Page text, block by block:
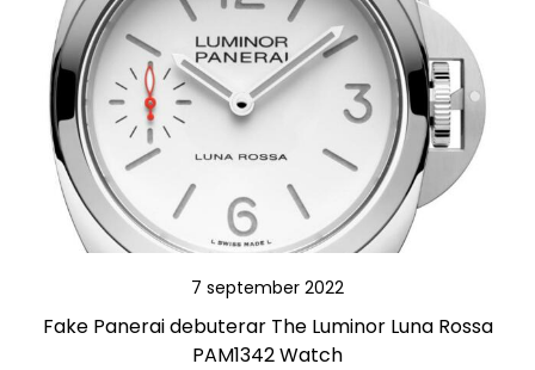
7 september 2022
Fake Panerai debuterar The Luminor Luna Rossa
PAM1342 Watch